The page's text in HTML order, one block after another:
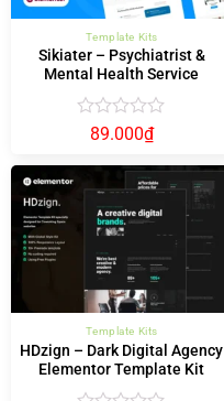
Template Kits
Sikiater – Psychiatrist &
Mental Health Service
Elementor Template Kit
Được
hạng
sao
89.000₫
Template Kits
HDzign – Dark Digital Agency
Elementor Template Kit